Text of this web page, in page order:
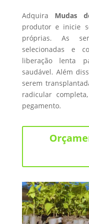
Adquira Mudas
produtor e inicie
próprias. As
selecionadas e
liberação lenta
saudável. Além
serem
radicular
pegamento.